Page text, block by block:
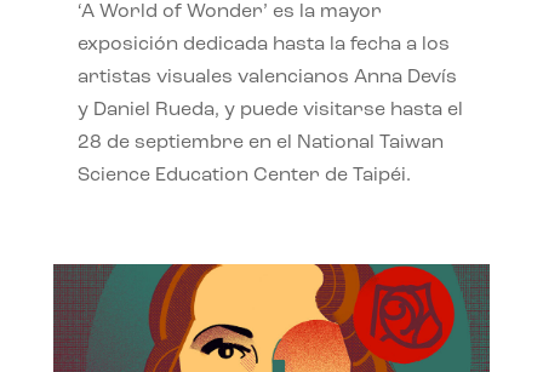
‘A World of Wonder’ es la mayor
exposición dedicada hasta la fecha a los
artistas visuales valencianos Anna Devís
y Daniel Rueda, y puede visitarse hasta el
28 de septiembre en el National Taiwan
Science Education Center de Taipéi.